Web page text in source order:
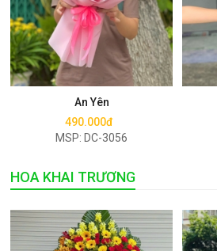
An Yên
490.000đ
MSP: DC-3056
Mua ngay
HOA KHAI TRƯƠNG